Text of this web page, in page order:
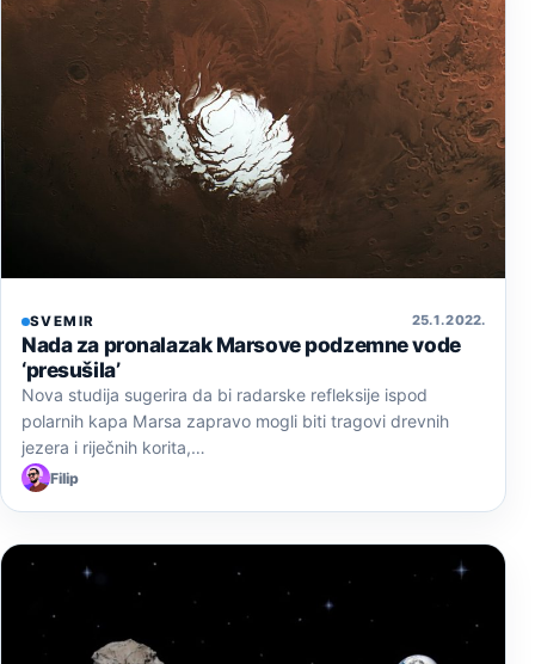
SVEMIR 25. 1. 2022.
Nada za pronalazak Marsove podzemne vode
‘presušila’
Nova studija sugerira da bi radarske refleksije ispod
polarnih kapa Marsa zapravo mogli biti tragovi drevnih
jezera i riječnih korita,…
Filip